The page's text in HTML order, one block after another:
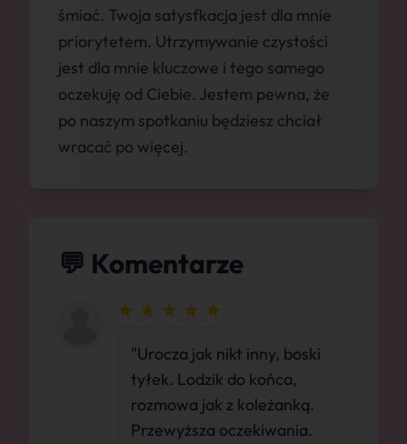
śmiać. Twoja satysfkacja jest dla mnie
priorytetem. Utrzymywanie czystości
jest dla mnie kluczowe i tego samego
oczekuję od Ciebie. Jestem pewna, że
po naszym spotkaniu będziesz chciał
wracać po więcej.
💬 Komentarze
"Urocza jak nikt inny, boski
tyłek. Lodzik do końca,
rozmowa jak z koleżanką.
Przewyższa oczekiwania.